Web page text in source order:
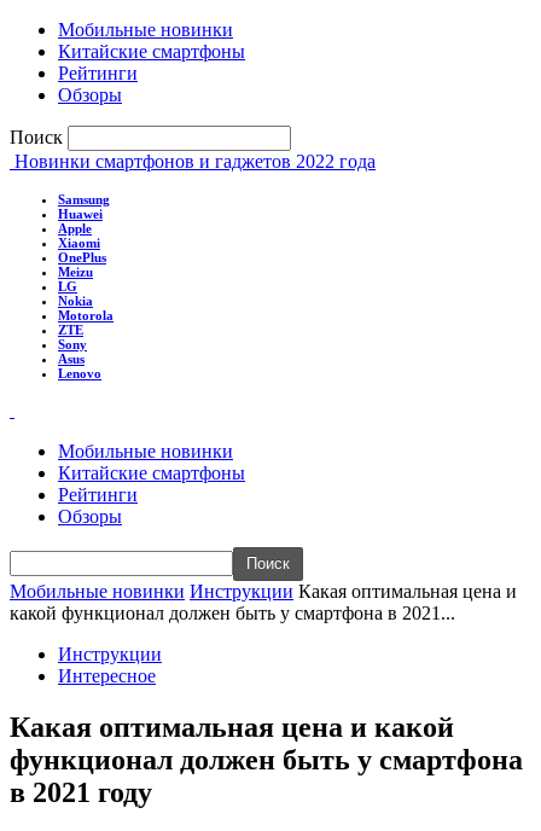
Мобильные новинки
Китайские смартфоны
Рейтинги
Обзоры
Поиск
Новинки смартфонов и гаджетов 2022 года
Samsung
Huawei
Apple
Xiaomi
OnePlus
Meizu
LG
Nokia
Motorola
ZTE
Sony
Asus
Lenovo
Мобильные новинки
Китайские смартфоны
Рейтинги
Обзоры
Мобильные новинки Инструкции Какая оптимальная цена и
какой функционал должен быть у смартфона в 2021...
Инструкции
Интересное
Какая оптимальная цена и какой
функционал должен быть у смартфона
в 2021 году